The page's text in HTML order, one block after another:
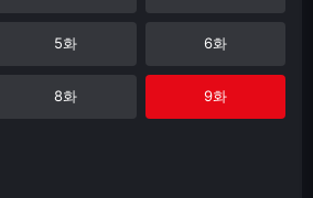
5화 6화
8화 9화